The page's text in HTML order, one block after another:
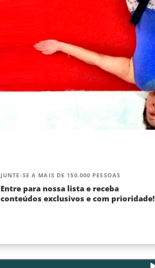
JUNTE-SE A MAIS DE 150.000 PESSOAS
Entre para nossa lista e receba
conteúdos exclusivos e com prioridade!